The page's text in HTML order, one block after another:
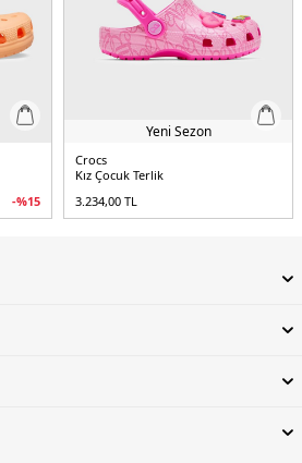
-%15
Yeni Sezon
Crocs
Kız Çocuk Terlik
3.234,00 TL